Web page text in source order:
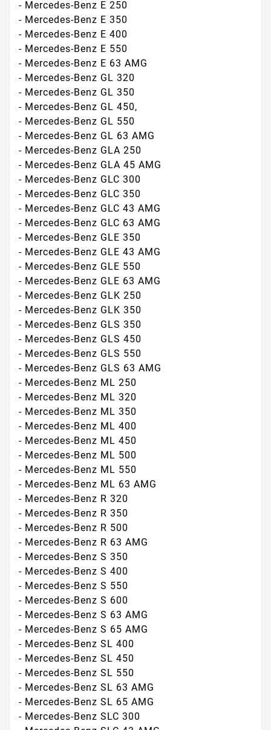
- Mercedes-Benz E 250
- Mercedes-Benz E 350
- Mercedes-Benz E 400
- Mercedes-Benz E 550
- Mercedes-Benz E 63 AMG
- Mercedes-Benz GL 320
- Mercedes-Benz GL 350
- Mercedes-Benz GL 450,
- Mercedes-Benz GL 550
- Mercedes-Benz GL 63 AMG
- Mercedes-Benz GLA 250
- Mercedes-Benz GLA 45 AMG
- Mercedes-Benz GLC 300
- Mercedes-Benz GLC 350
- Mercedes-Benz GLC 43 AMG
- Mercedes-Benz GLC 63 AMG
- Mercedes-Benz GLE 350
- Mercedes-Benz GLE 43 AMG
- Mercedes-Benz GLE 550
- Mercedes-Benz GLE 63 AMG
- Mercedes-Benz GLK 250
- Mercedes-Benz GLK 350
- Mercedes-Benz GLS 350
- Mercedes-Benz GLS 450
- Mercedes-Benz GLS 550
- Mercedes-Benz GLS 63 AMG
- Mercedes-Benz ML 250
- Mercedes-Benz ML 320
- Mercedes-Benz ML 350
- Mercedes-Benz ML 400
- Mercedes-Benz ML 450
- Mercedes-Benz ML 500
- Mercedes-Benz ML 550
- Mercedes-Benz ML 63 AMG
- Mercedes-Benz R 320
- Mercedes-Benz R 350
- Mercedes-Benz R 500
- Mercedes-Benz R 63 AMG
- Mercedes-Benz S 350
- Mercedes-Benz S 400
- Mercedes-Benz S 550
- Mercedes-Benz S 600
- Mercedes-Benz S 63 AMG
- Mercedes-Benz S 65 AMG
- Mercedes-Benz SL 400
- Mercedes-Benz SL 450
- Mercedes-Benz SL 550
- Mercedes-Benz SL 63 AMG
- Mercedes-Benz SL 65 AMG
- Mercedes-Benz SLC 300